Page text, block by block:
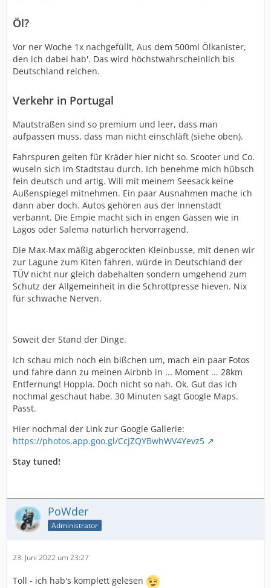
Öl?
Vor ner Woche 1x nachgefüllt, Aus dem 500ml Ölkanister,
den ich dabei hab'. Das wird höchstwahrscheinlich bis
Deutschland reichen.
Verkehr in Portugal
Mautstraßen sind so premium und leer, dass man
aufpassen muss, dass man nicht einschläft (siehe oben).
Fahrspuren gelten für Kräder hier nicht so. Scooter und Co.
wuseln sich im Stadtstau durch. Ich benehme mich hübsch
fein deutsch und artig. Will mit meinem Seesack keine
Außenspiegel mitnehmen. Ein paar Ausnahmen mache ich
dann aber doch. Autos gehören aus der Innenstadt
verbannt. Die Empie macht sich in engen Gassen wie in
Lagos oder Salema natürlich hervorragend.
Die Max-Max mäßig abgerockten Kleinbusse, mit denen wir
zur Lagune zum Kiten fahren, würde in Deutschland der
TÜV nicht nur gleich dabehalten sondern umgehend zum
Schutz der Allgemeinheit in die Schrottpresse hieven. Nix
für schwache Nerven.
Soweit der Stand der Dinge.
Ich schau mich noch ein bißchen um, mach ein paar Fotos
und fahre dann zu meinen Airbnb in ... Moment ... 28km
Entfernung! Hoppla. Doch nicht so nah. Ok. Gut das ich
nochmal geschaut habe. 30 Minuten sagt Google Maps.
Passt.
Hier nochmal der Link zur Google Gallerie:
https://photos.app.goo.gl/CcjZQYBwhWV4Yevz5
Stay tuned!
PoWder
Administrator
23. Juni 2022 um 23:27
Toll - ich hab's komplett gelesen